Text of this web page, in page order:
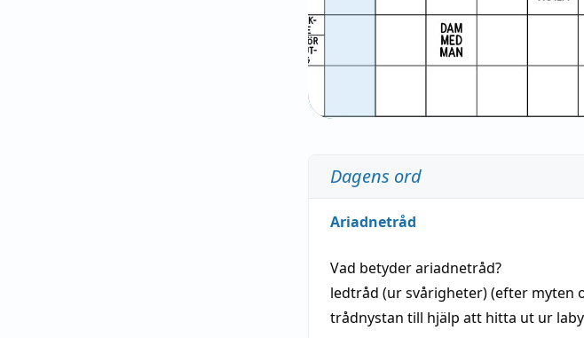
Dagens ord
Ariadnetråd
Vad betyderariadnetråd?
ledtråd (ur svårigheter) (efter myten
trådnystan till hjälp att hitta ut ur